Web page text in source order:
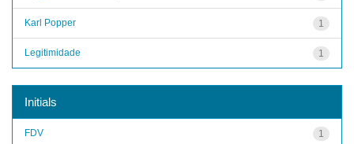
1
Karl Popper
1
Legitimidade
Initials
1
FDV